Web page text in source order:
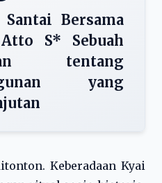
Bersama
S* Sebuah
tentang
yang
Keberadaan Kyai